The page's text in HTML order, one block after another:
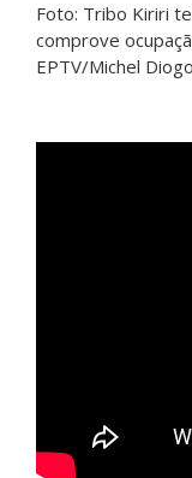
Foto: Tribo Kiriri
comprove
EPTV/Michel